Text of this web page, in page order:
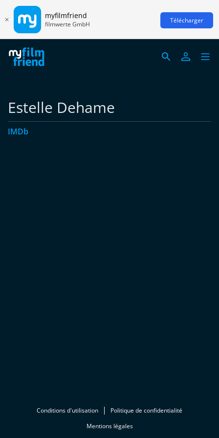
myfilmfriend
filmwerte GmbH Télécharger
Estelle Dehame
IMDb
Conditions d'utilisation
Politique de confidentialité
Mentions légales